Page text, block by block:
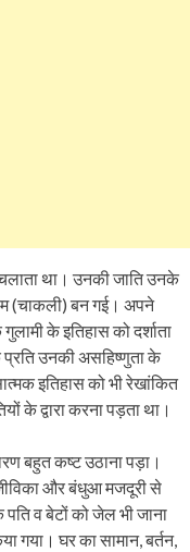
था। उनकी जाति उनके
(चाकली) बन गई। अपने
के इतिहास को दर्शाता
प्रति उनकी असहिष्णुता के
इतिहास को भी रेखांकित
के द्वारा करना पड़ता था।
बहुत कष्ट उठाना पड़ा।
और बंधुआ मजदूरी से
व बेटों को जेल भी जाना
गया। घर का सामान, बर्तन,